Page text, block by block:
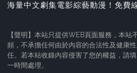
海量中文劇集電影綜藝動漫！免費
【聲明】本站只提供WEB頁面服務，本站
頻，不承擔任何由於內容的合法性及健康
任。若本站收錄內容侵害了您的權益，請
一時間處理。